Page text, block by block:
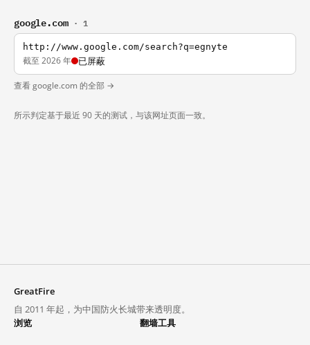
google.com · 1
http://www.google.com/search?q=egnyte
截至 2026 年 已屏蔽
查看 google.com 的全部 →
所示判定基于最近 90 天的测试，与该网址页面一致。
GreatFire
自 2011 年起，为中国防火长城带来透明度。
浏览
翻墙工具